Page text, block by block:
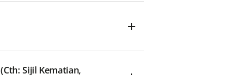
Sijil Kematian,